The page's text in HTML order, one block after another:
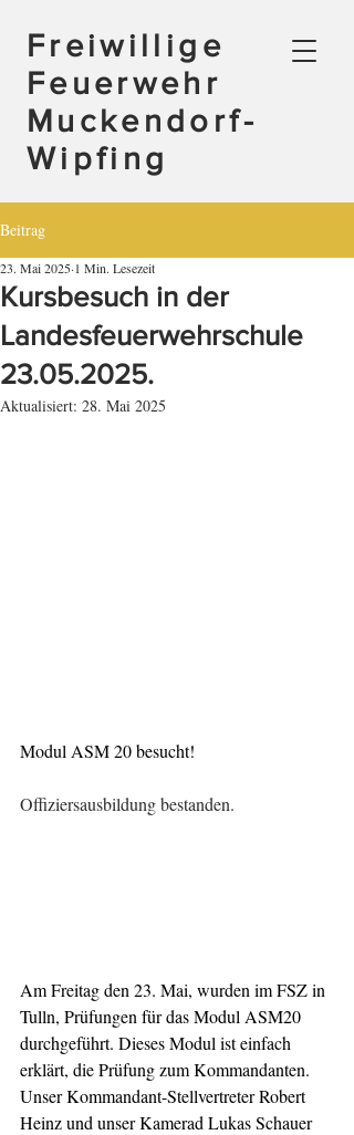
Freiwillige
Feuerwehr
Muckendorf-
Wipfing
Beitrag
Kursbesuch in der
Landesfeuerwehrschule
23.05.2025.
23. Mai 2025 1 Min. Lesezeit
Aktualisiert: 28. Mai 2025
Modul ASM 20 besucht!
Offiziersausbildung bestanden.
Am Freitag den 23. Mai, wurden im FSZ in
Tulln, Prüfungen für das Modul ASM20
durchgeführt. Dieses Modul ist einfach
erklärt, die Prüfung zum Kommandanten.
Unser Kommandant-Stellvertreter Robert
Heinz und unser Kamerad Lukas Schauer